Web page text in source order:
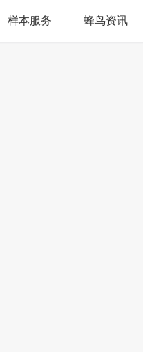
样本服务 蜂鸟资讯
搜索